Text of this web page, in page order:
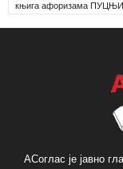
књига афоризама
АСоглас је јавно